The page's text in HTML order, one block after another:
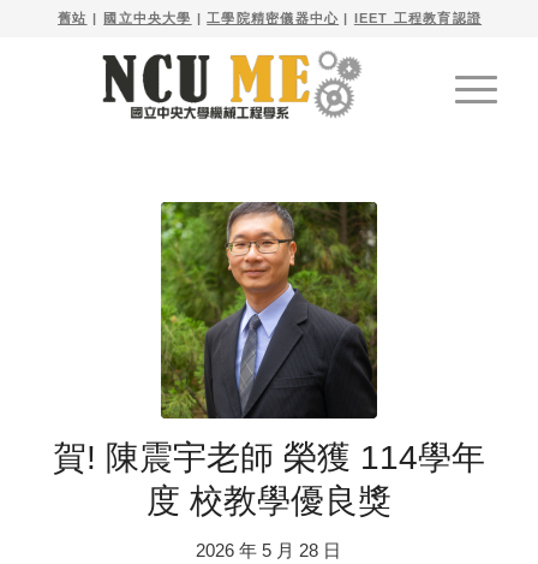
舊站 | 國立中央大學 | 工學院精密儀器中心 | IEET 工程教育認證
賀! 陳震宇老師 榮獲 114學年
度 校教學優良獎
2026 年 5 月 28 日